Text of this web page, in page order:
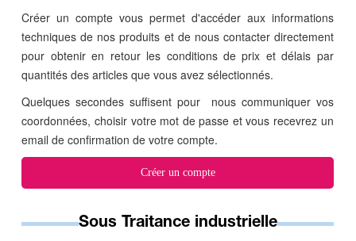
Créer un compte vous permet d'accéder aux informations
techniques de nos produits et de nous contacter directement
pour obtenir en retour les conditions de prix et délais par
quantités des articles que vous avez sélectionnés.
Quelques secondes suffisent pour nous communiquer vos
coordonnées, choisir votre mot de passe et vous recevrez un
email de confirmation de votre compte.
Créer un compte
Sous Traitance industrielle